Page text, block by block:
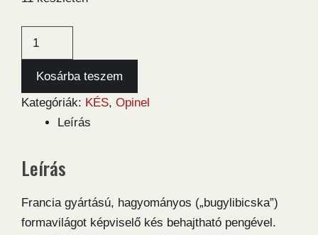
Opinel
Inox
bicska
mennyiség
Kosárba teszem
Kategóriák: KÉS, Opinel
Leírás
Leírás
Francia gyártású, hagyományos („bugylibicska”)
formavilágot képviselő kés behajtható pengével.